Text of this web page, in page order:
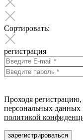
Сортировать:
регистрация
Проходя регистрацию,
персональных данных
политикой
зарегистрироваться